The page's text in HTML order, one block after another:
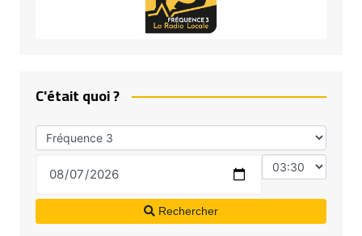
C'était quoi ?
Rechercher